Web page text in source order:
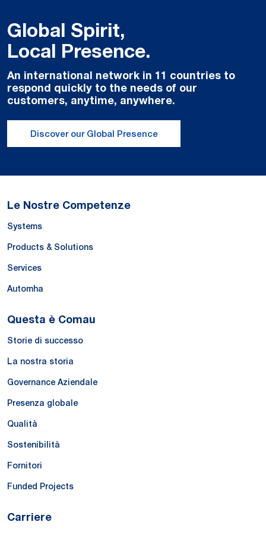
Global Spirit,
Local Presence.
An international network in 11 countries to
respond quickly to the needs of our
customers, anytime, anywhere.
Discover our Global Presence
Le Nostre Competenze
Systems
Products & Solutions
Services
Automha
Questa è Comau
Storie di successo
La nostra storia
Governance Aziendale
Presenza globale
Qualità
Sostenibilità
Fornitori
Funded Projects
Carriere